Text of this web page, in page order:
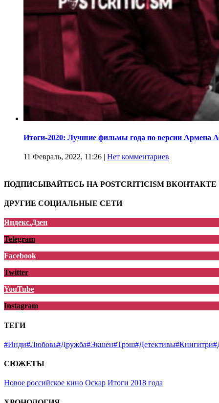
Итоги-2020: Лучшие фильмы года по версии Армена
11 Февраль, 2022, 11:26 | Нет комментариев
ПОДПИСЫВАЙТЕСЬ НА POSTCRITICISM ВКОНТАКТЕ
ДРУГИЕ СОЦИАЛЬНЫЕ СЕТИ
Яндекс.Дзен
Telegram
Facebook
Twitter
YouTube
Instagram
ТЕГИ
#Инди#Любовь#Дружба#Экшен#Трэш#Детективы#Книгитри
СЮЖЕТЫ
Новое российское кино Оскар Итоги 2018 года